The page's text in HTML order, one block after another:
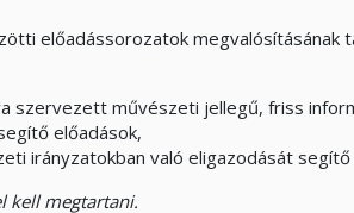
előadássorozatok megvalósításának
szervezett művészeti jellegű, friss
előadások,
irányzatokban való eligazodását segítő
kell megtartani.